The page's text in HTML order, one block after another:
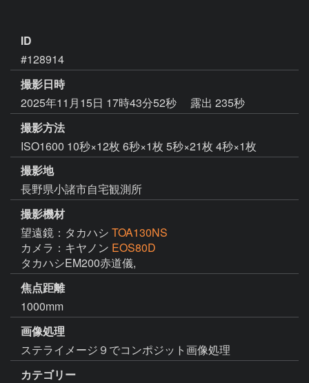
ID
#128914
撮影日時
2025年11月15日 17時43分52秒
露出 235秒
撮影方法
ISO1600 10秒×12枚 6秒×1枚 5秒×21枚 4秒×1枚
撮影地
長野県小諸市自宅観測所
撮影機材
望遠鏡：タカハシ TOA130NS
カメラ：キヤノン EOS80D
タカハシEM200赤道儀,
焦点距離
1000mm
画像処理
ステライメージ９でコンポジット画像処理
カテゴリー